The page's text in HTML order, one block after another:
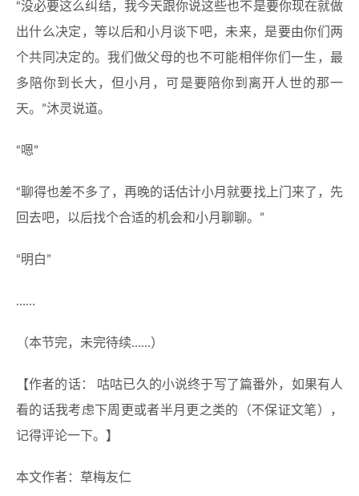
“没必要这么纠结，我今天跟你说这些也不是要你现在就做
出什么决定，等以后和小月谈下吧，未来，是要由你们两
个共同决定的。我们做父母的也不可能相伴你们一生，最
多陪你到长大，但小月，可是要陪你到离开人世的那一
天。”沐灵说道。
“嗯”
“聊得也差不多了，再晚的话估计小月就要找上门来了，先
回去吧，以后找个合适的机会和小月聊聊。”
“明白”
……
（本节完，未完待续……）
【作者的话： 咕咕已久的小说终于写了篇番外，如果有人
看的话我考虑下周更或者半月更之类的（不保证文笔），
记得评论一下。】
本文作者：草梅友仁